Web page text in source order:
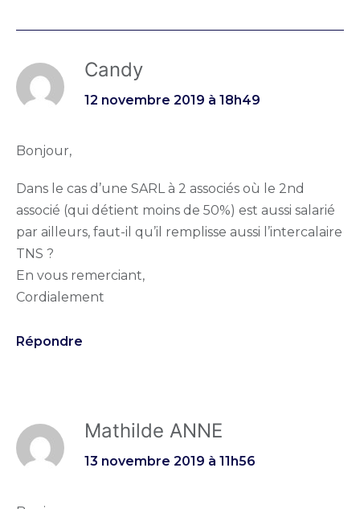
Candy
12 novembre 2019 à 18h49
Bonjour,
Dans le cas d’une SARL à 2 associés où le 2nd
associé (qui détient moins de 50%) est aussi salarié
par ailleurs, faut-il qu’il remplisse aussi l’intercalaire
TNS ?
En vous remerciant,
Cordialement
Répondre
Mathilde ANNE
13 novembre 2019 à 11h56